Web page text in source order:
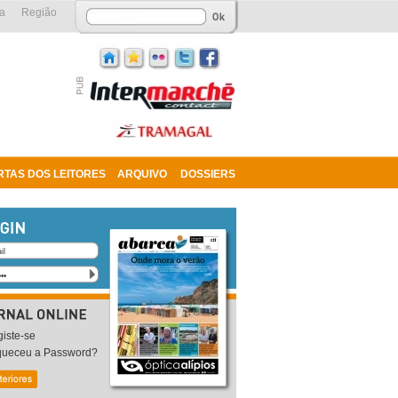
DOS LEITORES ARQUIVO DOSSIERS
Região
se
a Password?